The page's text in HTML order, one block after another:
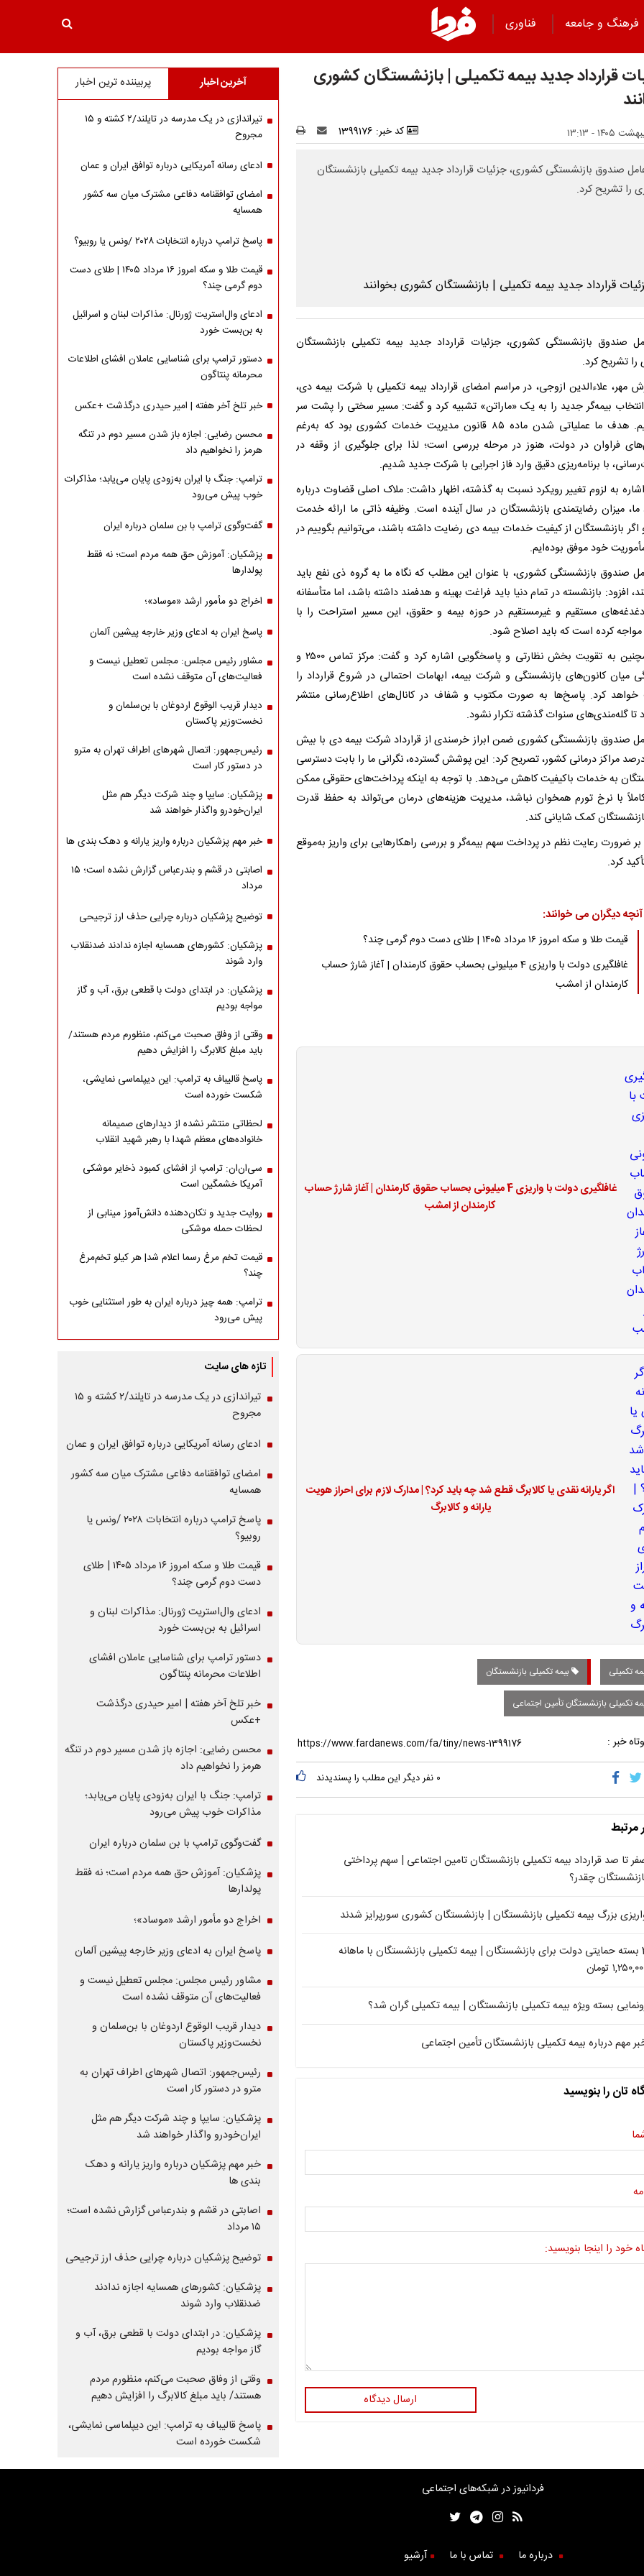
فرهنگ و جامعه فناوری
قرارداد جدید بیمه تکمیلی | بازنشستگان کشوری
کد خبر: 1399176
صندوق بازنشستگی کشوری، جزئیات قرارداد جدید بیمه تکمیلی بازنشستگان
را تشریح کرد.
صندوق بازنشستگی کشوری، جزئیات قرارداد جدید بیمه تکمیلی بازنشستگان
تشریح کرد.
مهر، علاءالدین ازوجی، در مراسم امضای قرارداد بیمه تکمیلی با شرکت بیمه دی،
انتخاب بیمه‌گر جدید را به یک «ماراتن» تشبیه کرد و گفت: مسیر سختی را پشت سر
گذاشتیم. هدف ما عملیاتی شدن ماده ۸۵ قانون مدیریت خدمات کشوری بود که به‌رغم
فراوان در دولت، هنوز در مرحله بررسی است؛ لذا برای جلوگیری از وقفه در
با برنامه‌ریزی دقیق وارد فاز اجرایی با شرکت جدید شدیم.
به لزوم تغییر رویکرد نسبت به گذشته، اظهار داشت: ملاک اصلی قضاوت درباره
ما، میزان رضایتمندی بازنشستگان در سال آینده است. وظیفه ذاتی ما ارائه خدمت
بازنشستگان از کیفیت خدمات بیمه دی رضایت داشته باشند، می‌توانیم بگوییم در
خود موفق بوده‌ایم.
صندوق بازنشستگی کشوری، با عنوان این مطلب که نگاه ما به گروه ذی نفع باید
افزود: بازنشسته در تمام دنیا باید فراغت بهینه و هدفمند داشته باشد، اما متأسفانه
مستقیم و غیرمستقیم در حوزه بیمه و حقوق، این مسیر استراحت را با
کرده است که باید اصلاح شود.
وی همچنین به تقویت بخش نظارتی و پاسخگویی اشاره کرد و گفت: مرکز تماس ۲۵۰۰ و
میان کانون‌های بازنشستگی و شرکت بیمه، ابهامات احتمالی در شروع قرارداد را
خواهد کرد. پاسخ‌ها به صورت مکتوب و شفاف در کانال‌های اطلاع‌رسانی منتشر
گله‌مندی‌های سنوات گذشته تکرار نشود.
صندوق بازنشستگی کشوری ضمن ابراز خرسندی از قرارداد شرکت بیمه دی با بیش
۸۵ درصد مراکز درمانی کشور، تصریح کرد: این پوشش گسترده، نگرانی ما را بابت دسترسی
به خدمات باکیفیت کاهش می‌دهد. با توجه به اینکه پرداخت‌های حقوقی ممکن
با نرخ تورم همخوان نباشد، مدیریت هزینه‌های درمان می‌تواند به حفظ قدرت
کمک شایانی کند.
ضرورت رعایت نظم در پرداخت سهم بیمه‌گر و بررسی راهکارهایی برای واریز به‌موقع
کرد.
آنچه دیگران می خوانند:
قیمت طلا و سکه امروز ۱۶ مرداد ۱۴۰۵ | طلای دست دوم گرمی چند؟
غافلگیری دولت با واریزی 4 میلیونی بحساب حقوق کارمندان | آغاز شارژ حساب
کارمندان از امشب
غافلگیری دولت با واریزی 4 میلیونی بحساب حقوق کارمندان | آغاز شارژ حساب
کارمندان از امشب
اگر یارانه نقدی یا کالابرگ قطع شد چه باید کرد؟ | مدارک لازم برای احراز هویت
یارانه و کالابرگ
تکمیلی بیمه تکمیلی بازنشستگان
تکمیلی بازنشستگان تأمین اجتماعی
خبر :
۰ نفر دیگر این مطلب را پسندیدند
مرتبط
تا صد قرارداد بیمه تکمیلی بازنشستگان تامین اجتماعی | سهم پرداختی
چقدر؟
بزرگ بیمه تکمیلی بازنشستگان | بازنشستگان کشوری سورپرایز شدند
2 بسته حمایتی دولت برای بازنشستگان | بیمه تکمیلی بازنشستگان با ماهانه
تومان
بسته ویژه بیمه تکمیلی بازنشستگان | بیمه تکمیلی گران شد؟
مهم درباره بیمه تکمیلی بازنشستگان تأمین اجتماعی
تان را بنویسید
خود را اینجا بنویسید:
ارسال دیدگاه
آخرین اخبار پربیننده ترین اخبار
تیراندازی در یک مدرسه در تایلند/۲ کشته و ۱۵
مجروح
ادعای رسانه آمریکایی درباره توافق ایران و عمان
امضای توافقنامه دفاعی مشترک میان سه کشور
همسایه
پاسخ ترامپ درباره انتخابات ۲۰۲۸ /ونس یا روبیو؟
قیمت طلا و سکه امروز ۱۶ مرداد ۱۴۰۵ | طلای دست
دوم گرمی چند؟
ادعای وال‌استریت ژورنال: مذاکرات لبنان و اسرائیل
به بن‌بست خورد
دستور ترامپ برای شناسایی عاملان افشای اطلاعات
محرمانه پنتاگون
خبر تلخ آخر هفته | امیر حیدری درگذشت +عکس
محسن رضایی: اجازه باز شدن مسیر دوم در تنگه
هرمز را نخواهیم داد
ترامپ: جنگ با ایران به‌زودی پایان می‌یابد؛ مذاکرات
خوب پیش می‌رود
گفت‌وگوی ترامپ با بن سلمان درباره ایران
پزشکیان: آموزش حق همه مردم است؛ نه فقط
پولدارها
اخراج دو مأمور ارشد «موساد»؛
پاسخ ایران به ادعای وزیر خارجه پیشین آلمان
مشاور رئیس مجلس: مجلس تعطیل نیست و
فعالیت‌های آن متوقف نشده است
دیدار قریب الوقوع اردوغان با بن‌سلمان و
نخست‌وزیر پاکستان
رئیس‌جمهور: اتصال شهرهای اطراف تهران به مترو
در دستور کار است
پزشکیان: سایپا و چند شرکت دیگر هم مثل
ایران‌خودرو واگذار خواهند شد
خبر مهم پزشکیان درباره واریز یارانه و دهک بندی ها
اصابتی در قشم و بندرعباس گزارش نشده است؛ ۱۵
مرداد
توضیح پزشکیان درباره چرایی حذف ارز ترجیحی
پزشکیان: کشورهای همسایه اجازه ندادند ضدنقلاب
وارد شوند
پزشکیان: در ابتدای دولت با قطعی برق، آب و گاز
مواجه بودیم
وقتی از وفاق صحبت می‌کنم، منظورم مردم هستند/
باید مبلغ کالابرگ را افزایش دهیم
پاسخ قالیباف به ترامپ: این دیپلماسی نمایشی،
شکست خورده است
لحظاتی منتشر نشده از دیدارهای صمیمانه
خانواده‌های معظم شهدا با رهبر شهید انقلاب
سی‌ان‌ان: ترامپ از افشای کمبود ذخایر موشکی
آمریکا خشمگین است
روایت جدید و تکان‌دهنده دانش‌آموز مینابی از
لحظات حمله موشکی
قیمت تخم مرغ رسما اعلام شد| هر کیلو تخم‌مرغ
چند؟
ترامپ: همه چیز درباره ایران به طور استثنایی خوب
پیش می‌رود
تازه های سایت
تیراندازی در یک مدرسه در تایلند/۲ کشته و ۱۵
مجروح
ادعای رسانه آمریکایی درباره توافق ایران و عمان
امضای توافقنامه دفاعی مشترک میان سه کشور
همسایه
پاسخ ترامپ درباره انتخابات ۲۰۲۸ /ونس یا
روبیو؟
قیمت طلا و سکه امروز ۱۶ مرداد ۱۴۰۵ | طلای
دست دوم گرمی چند؟
ادعای وال‌استریت ژورنال: مذاکرات لبنان و
اسرائیل به بن‌بست خورد
دستور ترامپ برای شناسایی عاملان افشای
اطلاعات محرمانه پنتاگون
خبر تلخ آخر هفته | امیر حیدری درگذشت
+عکس
محسن رضایی: اجازه باز شدن مسیر دوم در تنگه
هرمز را نخواهیم داد
ترامپ: جنگ با ایران به‌زودی پایان می‌یابد؛
مذاکرات خوب پیش می‌رود
گفت‌وگوی ترامپ با بن سلمان درباره ایران
پزشکیان: آموزش حق همه مردم است؛ نه فقط
پولدارها
اخراج دو مأمور ارشد «موساد»؛
پاسخ ایران به ادعای وزیر خارجه پیشین آلمان
مشاور رئیس مجلس: مجلس تعطیل نیست و
فعالیت‌های آن متوقف نشده است
دیدار قریب الوقوع اردوغان با بن‌سلمان و
نخست‌وزیر پاکستان
رئیس‌جمهور: اتصال شهرهای اطراف تهران به
مترو در دستور کار است
پزشکیان: سایپا و چند شرکت دیگر هم مثل
ایران‌خودرو واگذار خواهند شد
خبر مهم پزشکیان درباره واریز یارانه و دهک
بندی ها
اصابتی در قشم و بندرعباس گزارش نشده است؛
۱۵ مرداد
توضیح پزشکیان درباره چرایی حذف ارز ترجیحی
پزشکیان: کشورهای همسایه اجازه ندادند
ضدنقلاب وارد شوند
پزشکیان: در ابتدای دولت با قطعی برق، آب و
گاز مواجه بودیم
وقتی از وفاق صحبت می‌کنم، منظورم مردم
هستند/ باید مبلغ کالابرگ را افزایش دهیم
پاسخ قالیباف به ترامپ: این دیپلماسی نمایشی،
شکست خورده است
فردانیوز در شبکه‌های اجتماعی
درباره ما تماس با ما آرشیو